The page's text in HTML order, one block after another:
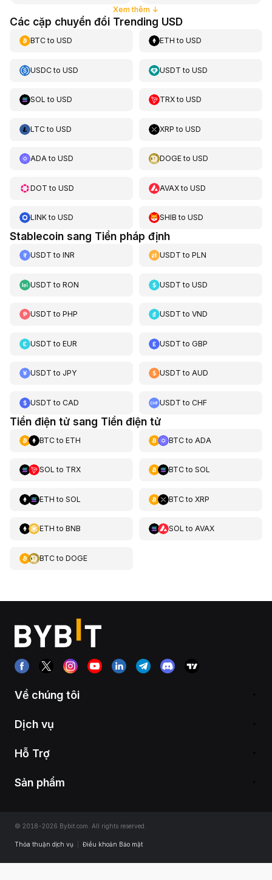
Xem thêm ↓
Các cặp chuyển đổi Trending USD
BTCto USD ETH toUSD
USDCto USD USDT toUSD
SOL to USD TRXtoUSD
LTCto USD XRP toUSD
ADAto USD DOGEtoUSD
DOT to USD AVAXtoUSD
LINKto USD SHIB toUSD
Stablecoin sang Tiền pháp định
USDT to INR USDT toPLN
USDT to RON USDT toUSD
USDT to PHP USDT toVND
USDT to EUR USDT toGBP
USDT to JPY USDT toAUD
USDT to CAD USDT toCHF
Tiền điện tử sang Tiền điện tử
BTCto ETH BTCto ADA
SOL to TRX BTCto SOL
ETH to SOL BTCto XRP
ETH to BNB SOL to AVAX
BTCto DOGE
Về chúng tôi
Dịch vụ
Hỗ Trợ
Sản phẩm
© 2018-2026 Bybit.com. All rights reserved.
Thỏa thuận dịch vụ Điều khoản Bảo mật